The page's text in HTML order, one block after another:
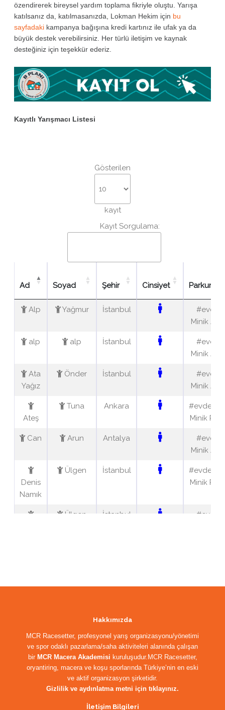
özendirerek bireysel yardım toplama fikriyle oluştu. Yarışa
katılsanız da, katılmasanızda, Lokman Hekim için bu
sayfadakikampanya bağışına kredi kartınız ile ufak ya da
büyük destek verebilirsiniz. Her türlü iletişim ve kaynak
desteğiniz için teşekkür ederiz.
Kayıtlı Yarışmacı Listesi
Hakkımızda
MCR Racesetter, profesyonel yarış organizasyonu/yönetimi
ve spor odaklı pazarlama/saha aktiviteleri alanında çalışan
bir MCR Macera Akademisi kuruluşudur.MCR Racesetter,
oryantiring, macera ve koşu sporlarında Türkiye’nin en eski
ve aktif organizasyon şirketidir.
Gizlilik ve aydınlatma metni için tıklayınız.
İletişim Bilgileri